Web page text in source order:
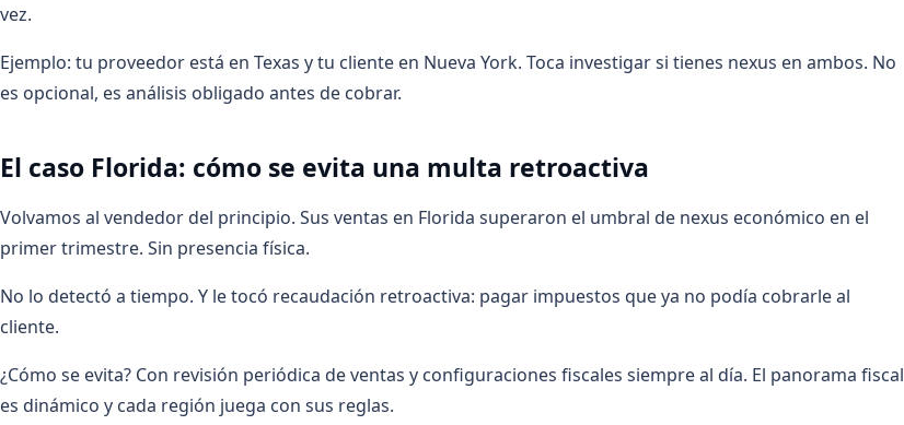
vez.
Ejemplo: tu proveedor está en Texas y tu cliente en Nueva York. Toca investigar si tienes nexus en ambos. No
es opcional, es análisis obligado antes de cobrar.
El caso Florida: cómo se evita una multa retroactiva
Volvamos al vendedor del principio. Sus ventas en Florida superaron el umbral de nexus económico en el
primer trimestre. Sin presencia física.
No lo detectó a tiempo. Y le tocó recaudación retroactiva: pagar impuestos que ya no podía cobrarle al
cliente.
¿Cómo se evita? Con revisión periódica de ventas y configuraciones fiscales siempre al día. El panorama fiscal
es dinámico y cada región juega con sus reglas.